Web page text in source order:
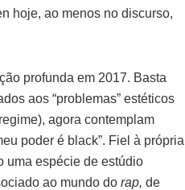
hoje, ao menos no discurso,
profunda em 2017. Basta
aos “problemas” estéticos
agora contemplam
poder é black”. Fiel à própria
uma espécie de estúdio
ao mundo do rap, de